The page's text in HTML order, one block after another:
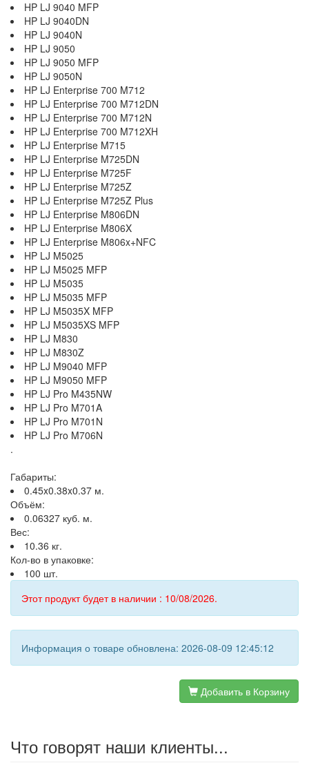
HP LJ 9040 MFP
HP LJ 9040DN
HP LJ 9040N
HP LJ 9050
HP LJ 9050 MFP
HP LJ 9050N
HP LJ Enterprise 700 M712
HP LJ Enterprise 700 M712DN
HP LJ Enterprise 700 M712N
HP LJ Enterprise 700 M712XH
HP LJ Enterprise M715
HP LJ Enterprise M725DN
HP LJ Enterprise M725F
HP LJ Enterprise M725Z
HP LJ Enterprise M725Z Plus
HP LJ Enterprise M806DN
HP LJ Enterprise M806X
HP LJ Enterprise M806x+NFC
HP LJ M5025
HP LJ M5025 MFP
HP LJ M5035
HP LJ M5035 MFP
HP LJ M5035X MFP
HP LJ M5035XS MFP
HP LJ M830
HP LJ M830Z
HP LJ M9040 MFP
HP LJ M9050 MFP
HP LJ Pro M435NW
HP LJ Pro M701A
HP LJ Pro M701N
HP LJ Pro M706N
.
Габариты:
0.45x0.38x0.37 м.
Объём:
0.06327 куб. м.
Вес:
10.36 кг.
Кол-во в упаковке:
100 шт.
Этот продукт будет в наличии : 10/08/2026.
Информация о товаре обновлена: 2026-08-09 12:45:12
Добавить в Корзину
Что говорят наши клиенты...